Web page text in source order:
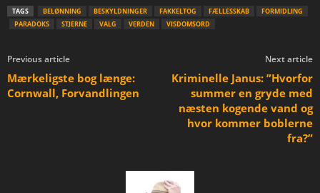
TAGS BELØNNING BESKYLDNINGER FAKKELTOG FÆLLESSKAB
FORMIDLING
PARADOKS
STJERNE VALG VERDEN VISDOMSORD
Previous article
Mærkeligste bog længe:
Cornwall, Forvandlingen
Next article
Kriminelle Janus: ”Hvorfor
summer en gryde med
næsten kogende vand og
hvor kommer boblerne
fra?”